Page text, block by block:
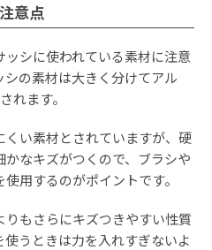
意点
シに使われている素材に注意
の素材は大きく分けてアル
れます。
い素材とされていますが、硬
なキズがつくので、ブラシや
用するのがポイントです。
もさらにキズつきやすい性質
うときは力を入れすぎないよ